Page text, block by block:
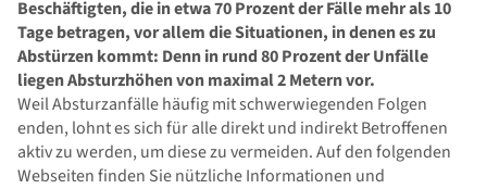
Beschäftigten, die in etwa 70 Prozent der Fälle mehr als 10
Tage betragen, vor allem die Situationen, in denen es zu
Abstürzen kommt: Denn in rund 80 Prozent der Unfälle
liegen Absturzhöhen von maximal 2 Metern vor.
Weil Absturzanfälle häufig mit schwerwiegenden Folgen
enden, lohnt es sich für alle direkt und indirekt Betroffenen
aktiv zu werden, um diese zu vermeiden. Auf den folgenden
Webseiten finden Sie nützliche Informationen und